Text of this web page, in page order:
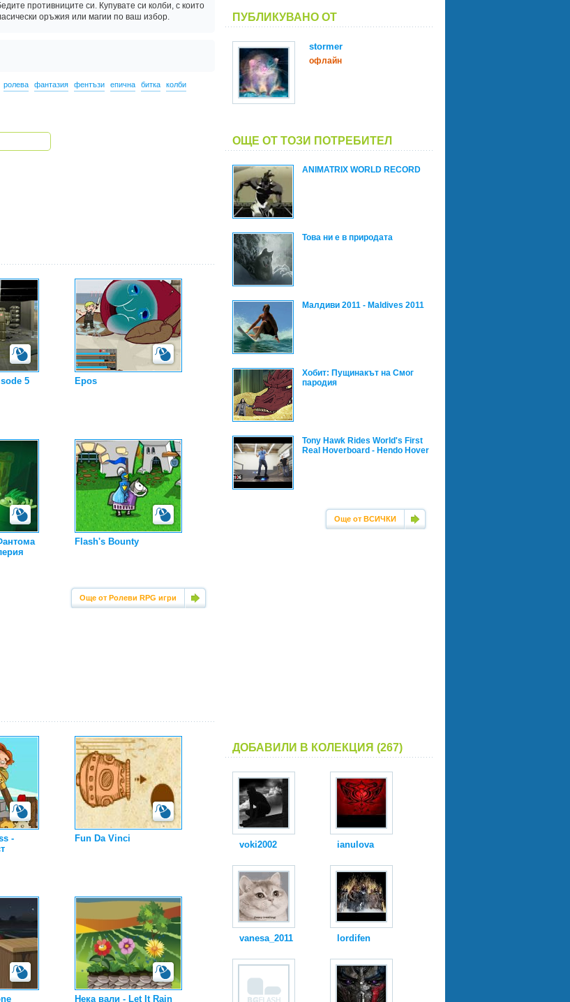
противниците си. Купувате си колби, с които
оръжия или магии по ваш избор.
ролева фантазия фентъзи епична битка
колби
5 Epos
Flash's Bounty
Още от Ролеви RPG игри
-
Fun Da Vinci
Нека вали - Let It Rain
ПУБЛИКУВАНО ОТ
stormer
офлайн
ОЩЕ ОТ ТОЗИ ПОТРЕБИТЕЛ
ANIMATRIX WORLD RECORD
Това ни е в природата
Малдиви 2011 - Maldives 2011
Хобит: Пущинакът на Смог
пародия
Tony Hawk Rides World's First
Real Hoverboard - Hendo Hover
Още от ВСИЧКИ
ДОБАВИЛИ В КОЛЕКЦИЯ (267)
voki2002 ianulova
vanesa_2011 lordifen